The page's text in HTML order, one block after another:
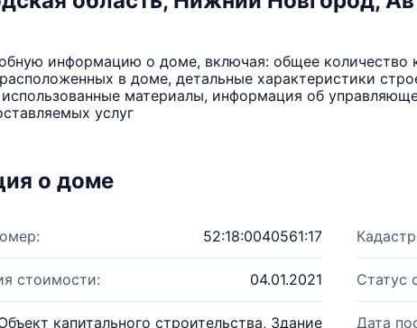
информацию о доме, включая: общее количество
в доме, детальные характеристики
материалы, информация об
услуг
о доме
52:18:0040561:17
стоимости: 04.01.2021 Статус
капитального строительства, Здание
Дата